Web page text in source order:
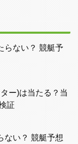
らない？ 競艇予
ー)は当たる？当
証
ない？ 競艇予想